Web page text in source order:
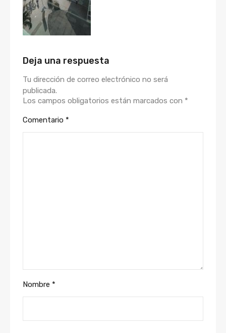
Deja una respuesta
Tu dirección de correo electrónico no será
publicada.
Los campos obligatorios están marcados con *
Comentario *
Nombre *